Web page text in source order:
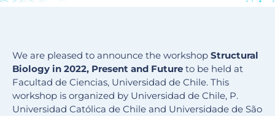
We are pleased to announce the workshop Structural
Biology in 2022, Present and Future to be held at
Facultad de Ciencias, Universidad de Chile. This
workshop is organized by Universidad de Chile, P.
Universidad Católica de Chile and Universidade de São